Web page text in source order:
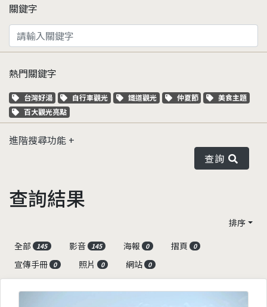
關鍵字
熱門關鍵字
關鍵字標籤
台灣好湯 關鍵字標籤
自行車觀光 關鍵字標籤
鐵道觀光 關鍵字標籤
仲夏節 關鍵字標籤
美食主題
關鍵字標籤
百大觀光亮點
進階搜尋功能
查詢
查詢結果
排序
全部
145 影音 145 海報 0 摺頁 0
宣傳手冊 0 照片 0 網站 0